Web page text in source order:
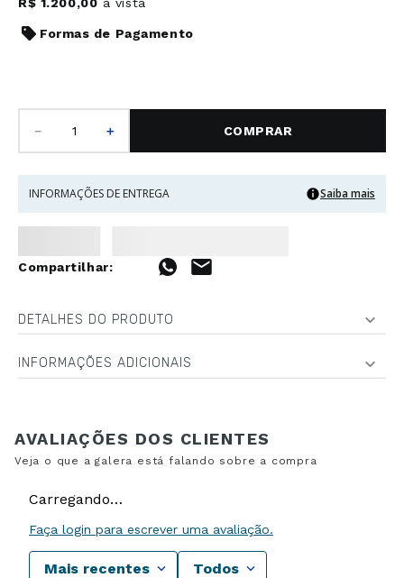
Formas de Pagamento
＋
－ COMPRAR
INFORMAÇÕES DE ENTREGA Saiba mais
DETALHES DO PRODUTO
INFORMAÇÕES ADICIONAIS
Carregando…
Faça login para escrever uma avaliação.
Mais recentes Todos